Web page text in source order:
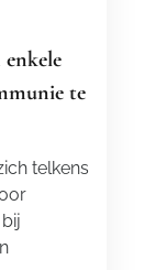
te
telkens